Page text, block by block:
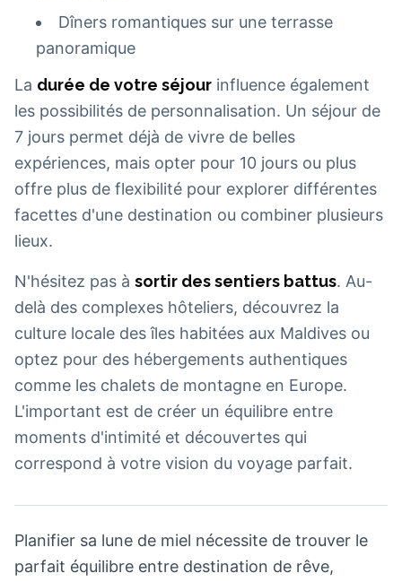
Dîners romantiques sur une terrasse
panoramique
La durée de votre séjour influence également
les possibilités de personnalisation. Un séjour de
7 jours permet déjà de vivre de belles
expériences, mais opter pour 10 jours ou plus
offre plus de flexibilité pour explorer différentes
facettes d'une destination ou combiner plusieurs
lieux.
N'hésitez pas à sortir des sentiers battus. Au-
delà des complexes hôteliers, découvrez la
culture locale des îles habitées aux Maldives ou
optez pour des hébergements authentiques
comme les chalets de montagne en Europe.
L'important est de créer un équilibre entre
moments d'intimité et découvertes qui
correspond à votre vision du voyage parfait.
Planifier sa lune de miel nécessite de trouver le
parfait équilibre entre destination de rêve,